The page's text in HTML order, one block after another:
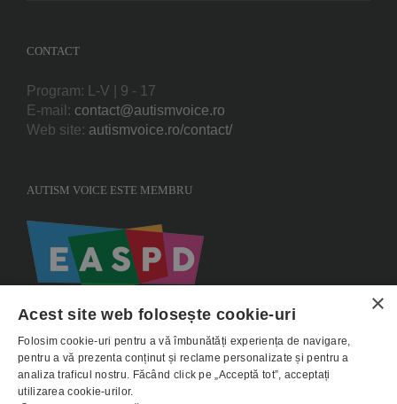
CONTACT
Program: L-V | 9 - 17
E-mail: contact@autismvoice.ro
Web site: autismvoice.ro/contact/
AUTISM VOICE ESTE MEMBRU
Copyright 2015 AUTISMVOICE |
×
Acest site web folosește cookie-uri
Folosim cookie-uri pentru a vă îmbunătăți experiența de navigare,
pentru a vă prezenta conținut și reclame personalizate și pentru a
analiza traficul nostru. Făcând click pe „Acceptă tot”, acceptați
utilizarea cookie-urilor.